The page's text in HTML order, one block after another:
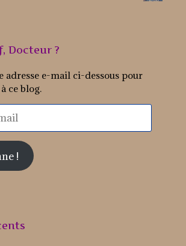
Docteur ?
adresse e-mail ci-dessous pour
ce blog.
!